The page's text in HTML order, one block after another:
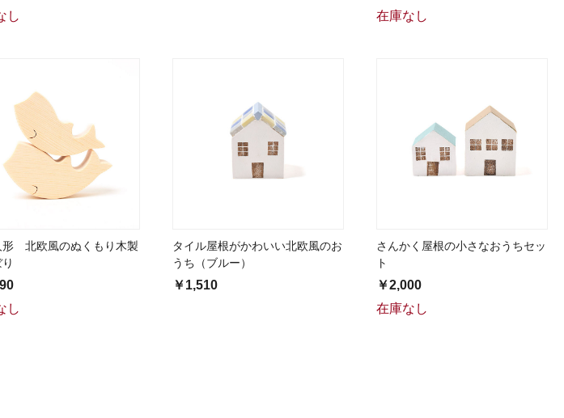
し
在庫なし
形 北欧風のぬくもり木製
し
タイル屋根がかわいい北欧風のお
うち（ブルー）
￥1,510
さんかく屋根の小さなおうちセッ
ト
￥2,000
在庫なし